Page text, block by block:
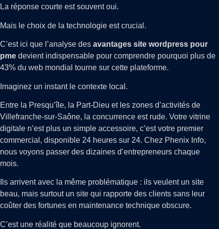
La réponse courte est souvent oui.
Mais le choix de la technologie est crucial.
C’est ici que l’analyse des avantages site wordpress pour
pme devient indispensable pour comprendre pourquoi plus de
43% du web mondial tourne sur cette plateforme.
Imaginez un instant le contexte local.
Entre la Presqu’île, la Part-Dieu et les zones d’activités de
Villefranche-sur-Saône, la concurrence est rude. Votre vitrine
digitale n’est plus un simple accessoire, c’est votre premier
commercial, disponible 24 heures sur 24. Chez Phenix Info,
nous voyons passer des dizaines d’entrepreneurs chaque
mois.
Ils arrivent avec la même problématique : ils veulent un site
beau, mais surtout un site qui rapporte des clients sans leur
coûter des fortunes en maintenance technique obscure.
C’est une réalité que beaucoup ignorent.